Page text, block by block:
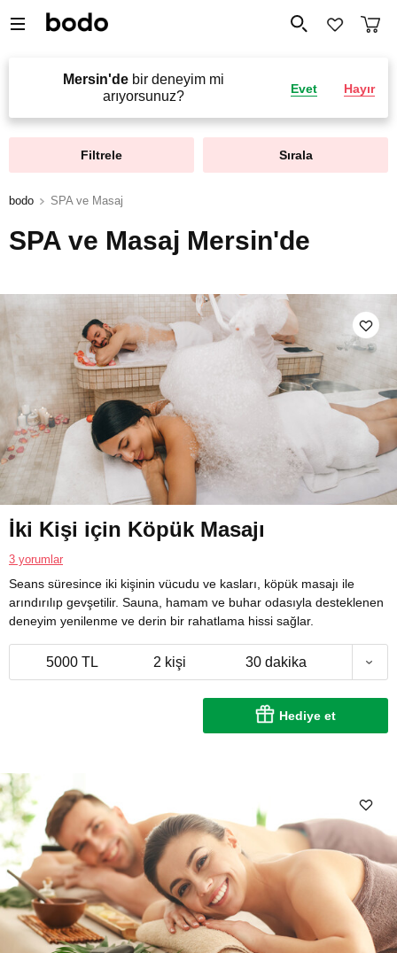
Mersin'debir deneyim mi
arıyorsunuz?
Evet Hayır
Filtrele Sırala
bodo SPA ve Masaj
SPA ve Masaj Mersin'de
İki Kişi için Köpük Masajı
3 yorumlar
Seans süresince iki kişinin vücudu ve kasları, köpük masajı ile
arındırılıp gevşetilir. Sauna, hamam ve buhar odasıyla desteklenen
deneyim yenilenme ve derin bir rahatlama hissi sağlar.
5000 TL 2 kişi 30 dakika
Hediye et